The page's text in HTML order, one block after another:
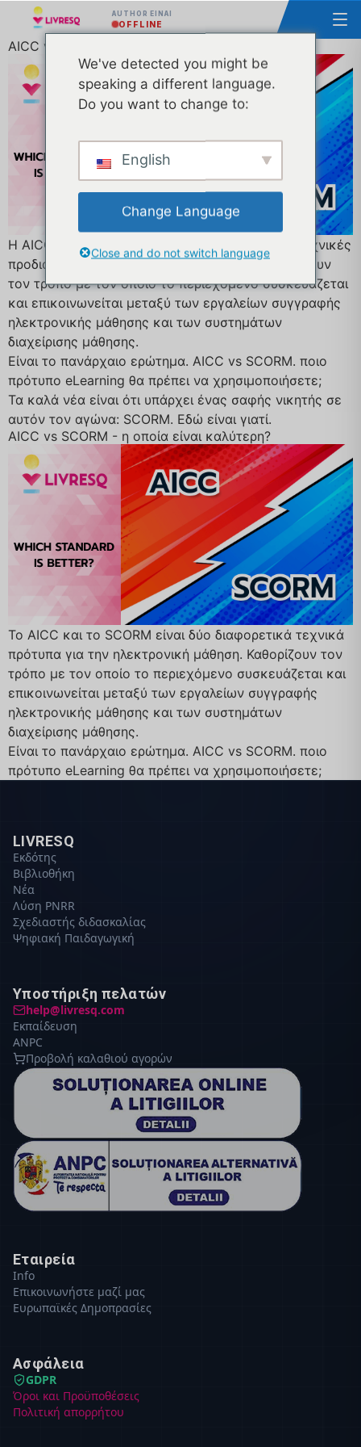
AUTHOR ΕΊΝΑΙ
OFFLINE
AICC vs SCORM - η οποία είναι καλύτερη?
Η AICC και το SCORM είναι δύο διαφορετικές τεχνικές
προδιαγραφές για την ηλεκτρονική μάθηση. Ορίζουν
τον τρόπο με τον οποίο το περιεχόμενο συσκευάζεται
και επικοινωνείται μεταξύ των εργαλείων συγγραφής
ηλεκτρονικής μάθησης και των συστημάτων
διαχείρισης μάθησης.
Είναι το πανάρχαιο ερώτημα. AICC vs SCORM. ποιο
πρότυπο eLearning θα πρέπει να χρησιμοποιήσετε;
Τα καλά νέα είναι ότι υπάρχει ένας σαφής νικητής σε
αυτόν τον αγώνα: SCORM. Εδώ είναι γιατί.
AICC vs SCORM - η οποία είναι καλύτερη?
Το AICC και το SCORM είναι δύο διαφορετικά τεχνικά
πρότυπα για την ηλεκτρονική μάθηση. Καθορίζουν τον
τρόπο με τον οποίο το περιεχόμενο συσκευάζεται και
επικοινωνείται μεταξύ των εργαλείων συγγραφής
ηλεκτρονικής μάθησης και των συστημάτων
διαχείρισης μάθησης.
Είναι το πανάρχαιο ερώτημα. AICC vs SCORM. ποιο
πρότυπο eLearning θα πρέπει να χρησιμοποιήσετε;
LIVRESQ
Εκδότης
Βιβλιοθήκη
Νέα
Λύση PNRR
Σχεδιαστής διδασκαλίας
Ψηφιακή Παιδαγωγική
Υποστήριξη πελατών
help@livresq.com
Εκπαίδευση
ANPC
Προβολή καλαθιού αγορών
Εταιρεία
Info
Επικοινωνήστε μαζί μας
Ευρωπαϊκές Δημοπρασίες
Ασφάλεια
GDPR
Όροι και Προϋποθέσεις
Πολιτική απορρήτου
We've detected you might be
speaking a different language.
Do you want to change to:
English
Change Language
Close and do not switch language